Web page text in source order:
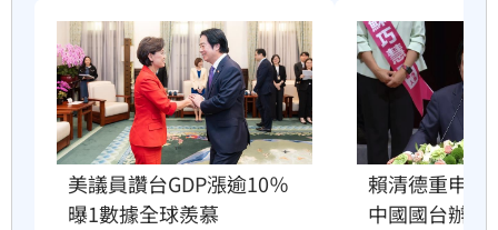
美議員讚台GDP漲逾10％
曝1數據全球羨慕
賴清德重申
中國國台辦跳